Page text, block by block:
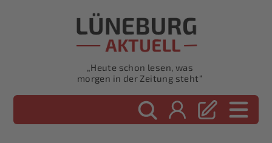
„Heute schon lesen, was
morgen in der Zeitung steht“